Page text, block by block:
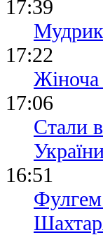
17:39
Мудрик
17:22
Жіноча
17:06
Стали
16:51
Фулгем